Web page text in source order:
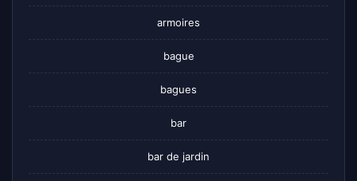
armoires
bague
bagues
bar
bar de jardin